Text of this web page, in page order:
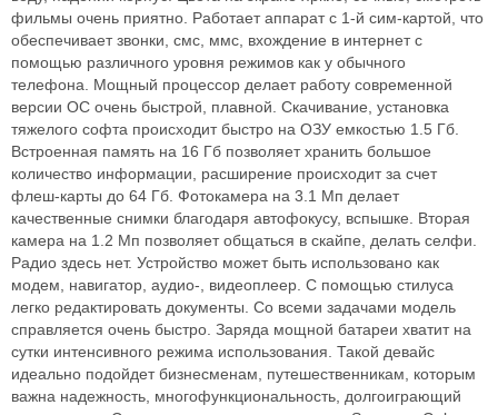
фильмы очень приятно. Работает аппарат с 1-й сим-картой, что
обеспечивает звонки, смс, ммс, вхождение в интернет с
помощью различного уровня режимов как у обычного
телефона. Мощный процессор делает работу современной
версии ОС очень быстрой, плавной. Скачивание, установка
тяжелого софта происходит быстро на ОЗУ емкостью 1.5 Гб.
Встроенная память на 16 Гб позволяет хранить большое
количество информации, расширение происходит за счет
флеш-карты до 64 Гб. Фотокамера на 3.1 Мп делает
качественные снимки благодаря автофокусу, вспышке. Вторая
камера на 1.2 Мп позволяет общаться в скайпе, делать селфи.
Радио здесь нет. Устройство может быть использовано как
модем, навигатор, аудио-, видеоплеер. С помощью стилуса
легко редактировать документы. Со всеми задачами модель
справляется очень быстро. Заряда мощной батареи хватит на
сутки интенсивного режима использования. Такой девайс
идеально подойдет бизнесменам, путешественникам, которым
важна надежность, многофункциональность, долгоиграющий